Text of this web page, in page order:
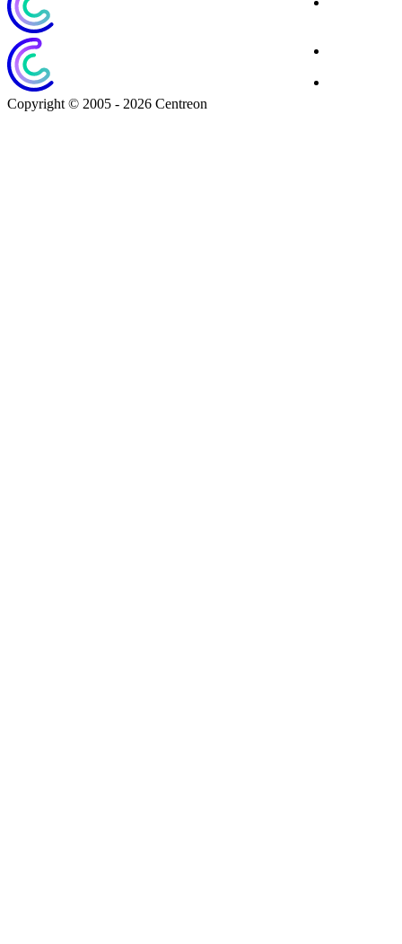
Copyright © 2005 - 2026 Centreon